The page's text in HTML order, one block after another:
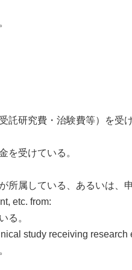
託研究費・治験費等）を受け
を受けている。
所属している、あるいは、
etc. from:
る。
study receiving research